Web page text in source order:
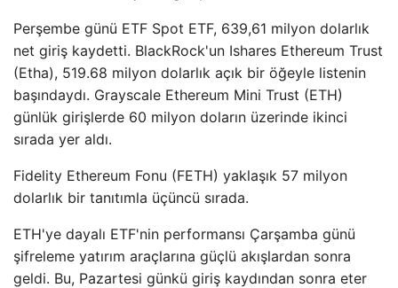
Perşembe günü ETF Spot ETF, 639,61 milyon dolarlık
net giriş kaydetti. BlackRock'un Ishares Ethereum Trust
(Etha), 519.68 milyon dolarlık açık bir öğeyle listenin
başındaydı. Grayscale Ethereum Mini Trust (ETH)
günlük girişlerde 60 milyon doların üzerinde ikinci
sırada yer aldı.
Fidelity Ethereum Fonu (FETH) yaklaşık 57 milyon
dolarlık bir tanıtımla üçüncü sırada.
ETH'ye dayalı ETF'nin performansı Çarşamba günü
şifreleme yatırım araçlarına güçlü akışlardan sonra
geldi. Bu, Pazartesi günkü giriş kaydından sonra eter